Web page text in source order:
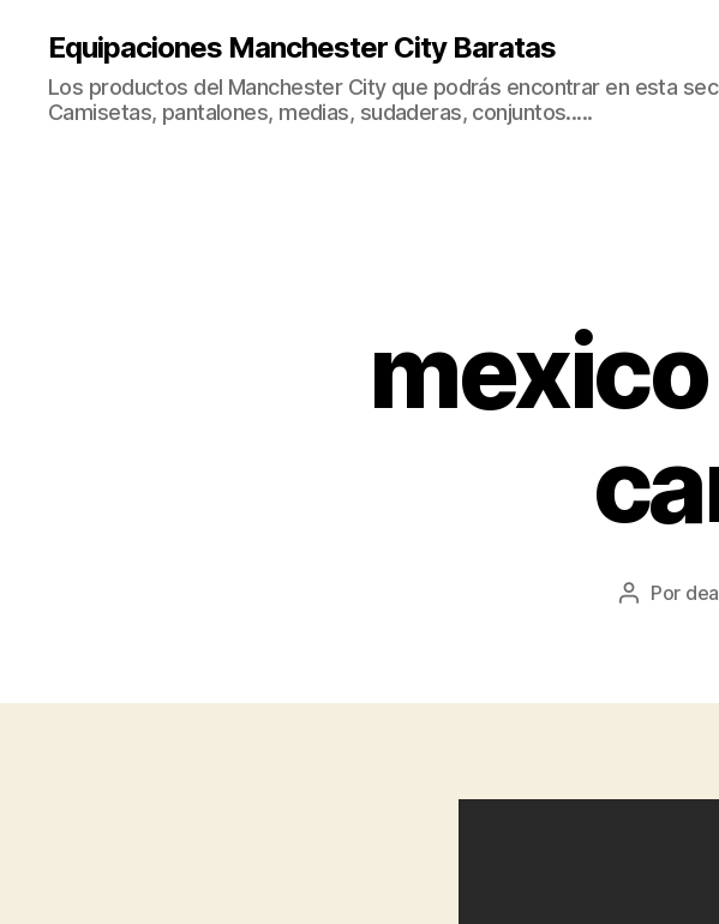
Equipaciones Manchester City Baratas
Los productos del Manchester City que podrás encontrar en esta
Camisetas, pantalones, medias, sudaderas, conjuntos.....
Autor
Por